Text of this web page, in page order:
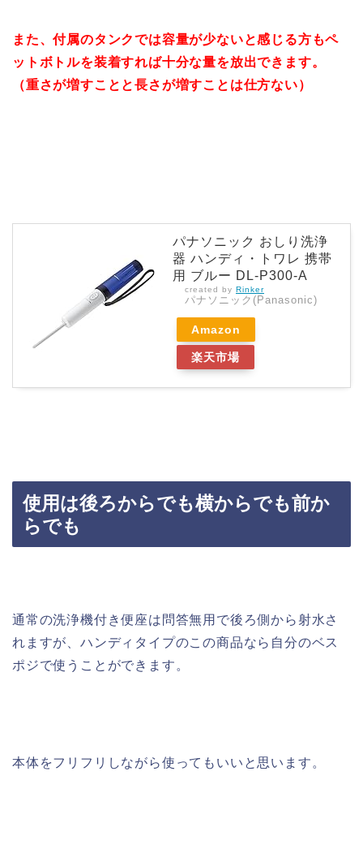
また、付属のタンクでは容量が少ないと感じる方もペ
ットボトルを装着すれば十分な量を放出できます。
（重さが増すことと長さが増すことは仕方ない）
パナソニック おしり洗浄
器 ハンディ・トワレ 携帯
用 ブルー DL-P300-A
created by Rinker
パナソニック(Panasonic)
Amazon
楽天市場
使用は後ろからでも横からでも前か
らでも
通常の洗浄機付き便座は問答無用で後ろ側から射水さ
れますが、ハンディタイプのこの商品なら自分のベス
ポジで使うことができます。
本体をフリフリしながら使ってもいいと思います。